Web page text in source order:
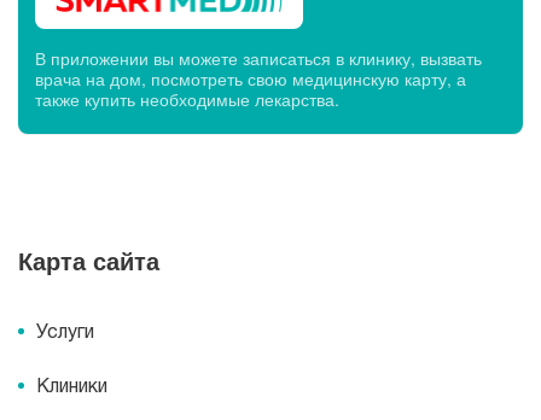
В приложении вы можете записаться в клинику, вызвать
врача на дом, посмотреть свою медицинскую карту, а
также купить необходимые лекарства.
Карта сайта
Услуги
Клиники